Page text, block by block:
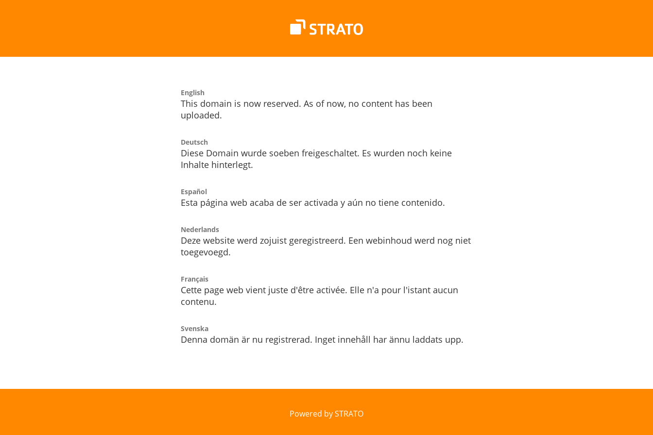
English
This domain is now reserved. As of now, no content has been
uploaded.
Deutsch
Diese Domain wurde soeben freigeschaltet. Es wurden noch keine
Inhalte hinterlegt.
Español
Esta página web acaba de ser activada y aún no tiene contenido.
Nederlands
Deze website werd zojuist geregistreerd. Een webinhoud werd nog niet
toegevoegd.
Français
Cette page web vient juste d'être activée. Elle n'a pour l'istant aucun
contenu.
Svenska
Denna domän är nu registrerad. Inget innehåll har ännu laddats upp.
Powered by STRATO